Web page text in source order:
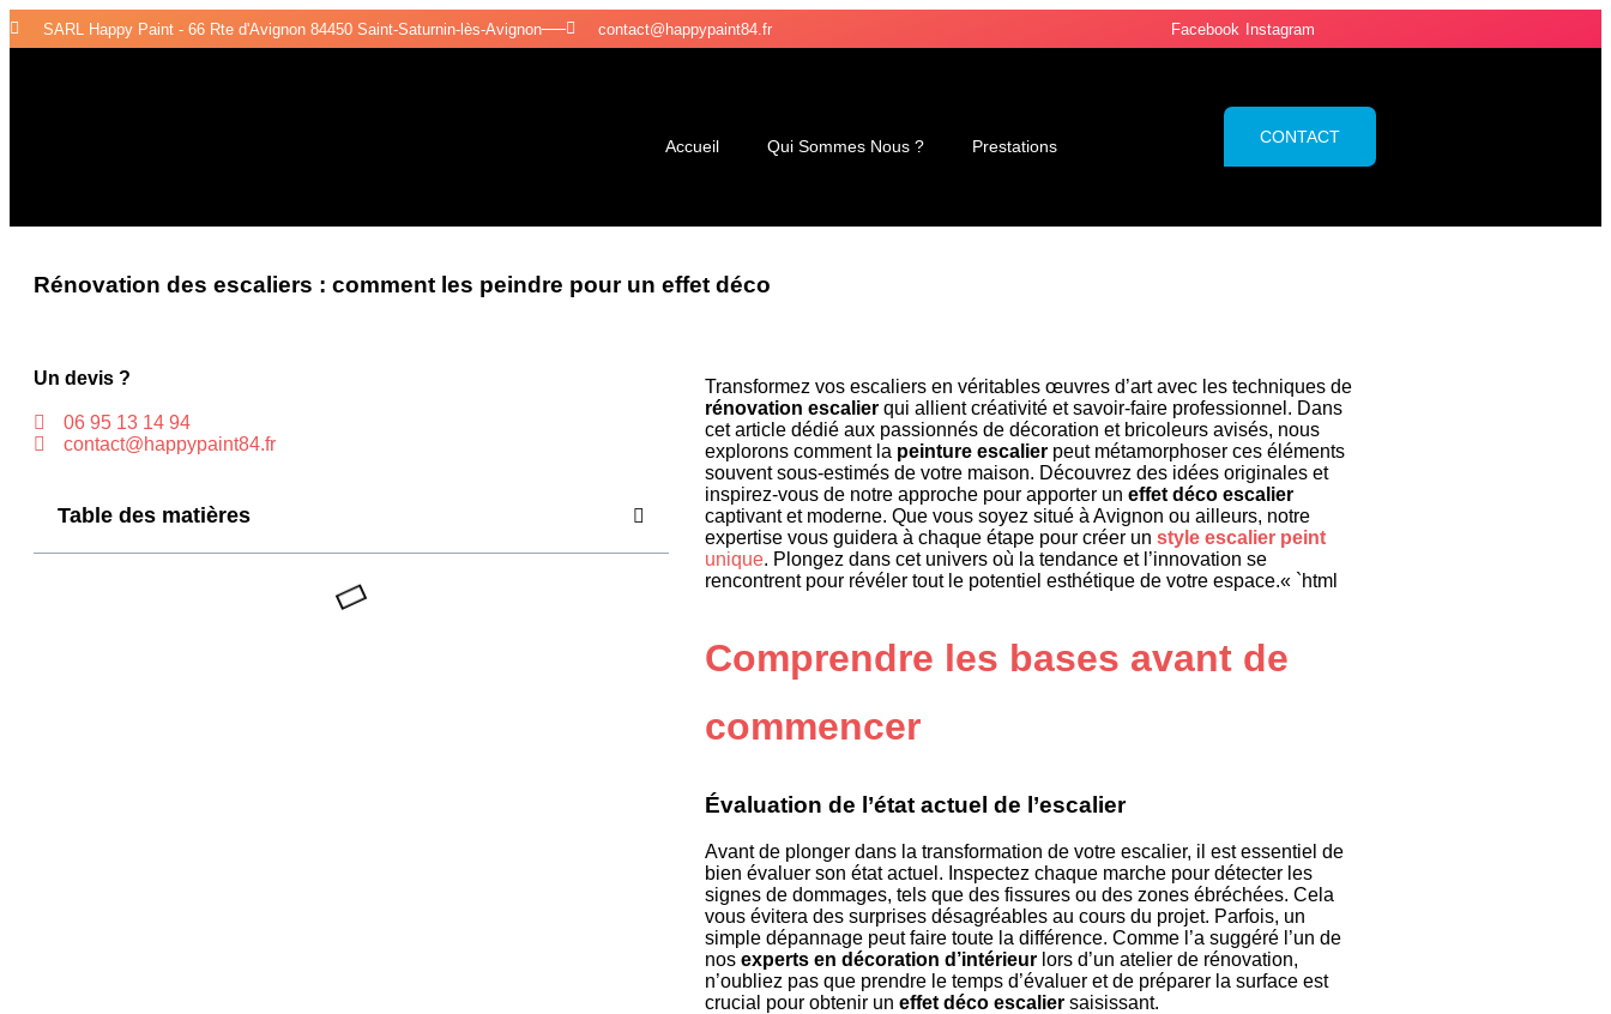
SARL Happy Paint - 66 Rte d'Avignon 84450 Saint-Saturnin-lès-Avignon contact@happypaint84.fr Facebook Instagram
Accueil Qui Sommes Nous ? Prestations CONTACT
Rénovation des escaliers : comment les peindre pour un effet déco
Un devis ?
06 95 13 14 94
contact@happypaint84.fr
Table des matières
Transformez vos escaliers en véritables œuvres d’art avec les techniques de
rénovation escalier qui allient créativité et savoir-faire professionnel. Dans
cet article dédié aux passionnés de décoration et bricoleurs avisés, nous
explorons comment la peinture escalier peut métamorphoser ces éléments
souvent sous-estimés de votre maison. Découvrez des idées originales et
inspirez-vous de notre approche pour apporter un effet déco escalier
captivant et moderne. Que vous soyez situé à Avignon ou ailleurs, notre
expertise vous guidera à chaque étape pour créer un style escalier peint
unique. Plongez dans cet univers où la tendance et l’innovation se
rencontrent pour révéler tout le potentiel esthétique de votre espace.« `html
Comprendre les bases avant de
commencer
Évaluation de l’état actuel de l’escalier
Avant de plonger dans la transformation de votre escalier, il est essentiel de
bien évaluer son état actuel. Inspectez chaque marche pour détecter les
signes de dommages, tels que des fissures ou des zones ébréchées. Cela
vous évitera des surprises désagréables au cours du projet. Parfois, un
simple dépannage peut faire toute la différence. Comme l’a suggéré l’un de
nos experts en décoration d’intérieur lors d’un atelier de rénovation,
n’oubliez pas que prendre le temps d’évaluer et de préparer la surface est
crucial pour obtenir un effet déco escalier saisissant.